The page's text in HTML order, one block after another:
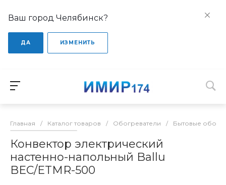
Ваш город Челябинск?
ДА ИЗМЕНИТЬ
Главная / Каталог товаров / Обогреватели / Бытовые
Конвектор электрический
настенно-напольный Ballu
BEC/ETMR-500